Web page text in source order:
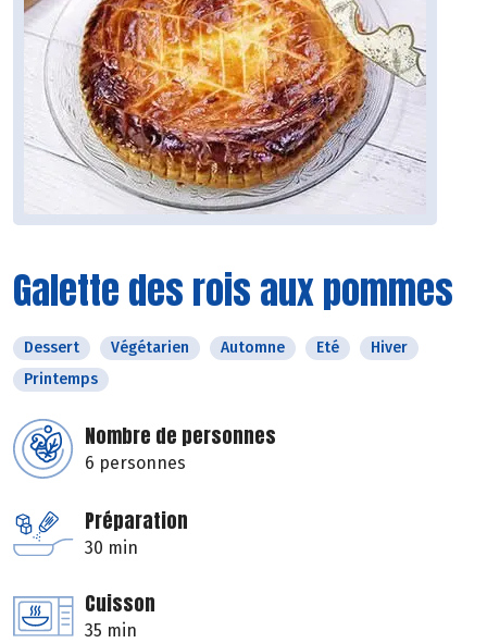
Galette des rois aux pommes
Dessert Végétarien Automne Eté
Hiver
Printemps
Nombre de personnes
6 personnes
Préparation
30 min
Cuisson
35 min